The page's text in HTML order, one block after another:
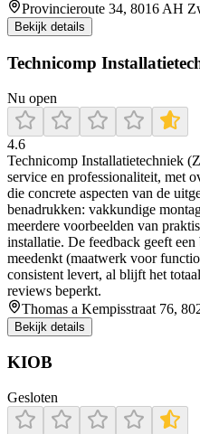
Provincieroute 34, 8016 AH
Bekijk details
Technicomp
Nu open
4.6
Technicomp Installatietechniek
service en professionaliteit, met
die concrete aspecten van de
benadrukken: vakkundige
meerdere voorbeelden van
installatie. De feedback geeft
meedenkt (maatwerk voor
consistent levert, al blijft het
reviews beperkt.
Thomas a Kempisstraat 76,
Bekijk details
KIOB
Gesloten